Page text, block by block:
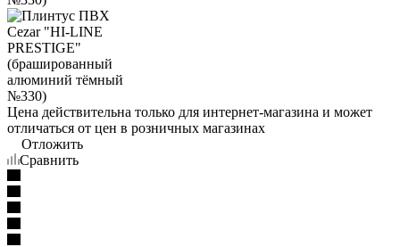
Цена действительна только для интернет-магазина и может
отличаться от цен в розничных магазинах
Отложить
Сравнить